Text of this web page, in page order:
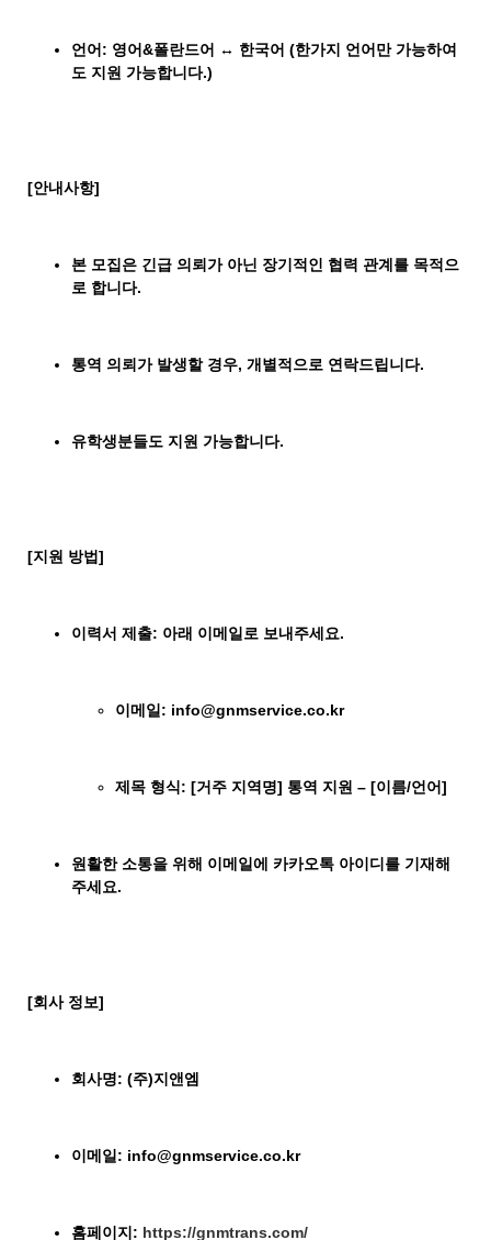
언어 : 영어&폴란드어 ↔ 한국어 (한가지 언어만 가능하여
도 지원 가능합니다.)
[안내사항]
본 모집은 긴급 의뢰가 아닌 장기적인 협력 관계를 목적으
로 합니다.
통역 의뢰가 발생할 경우,개별적으로 연락드립니다.
유학생분들도 지원 가능합니다.
[지원 방법]
이력서 제출: 아래 이메일로 보내주세요.
이메일 : info@gnmservice.co.kr
제목 형식: [거주 지역명] 통역 지원 – [이름/언어]
원활한 소통을 위해 이메일에 카카오톡 아이디를 기재해
주세요.
[회사 정보]
회사명: (주)지앤엠
이메일 : info@gnmservice.co.kr
홈페이지 : https://gnmtrans.com/